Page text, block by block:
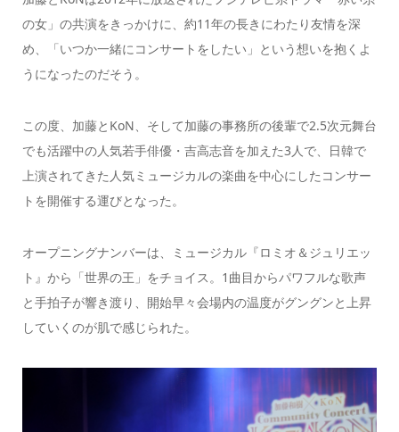
の女」の共演をきっかけに、約11年の長きにわたり友情を深
め、「いつか一緒にコンサートをしたい」という想いを抱くよ
うになったのだそう。
この度、加藤とKoN、そして加藤の事務所の後輩で2.5次元舞台
でも活躍中の人気若手俳優・吉高志音を加えた3人で、日韓で
上演されてきた人気ミュージカルの楽曲を中心にしたコンサー
トを開催する運びとなった。
オープニングナンバーは、ミュージカル『ロミオ＆ジュリエッ
ト』から「世界の王」をチョイス。1曲目からパワフルな歌声
と手拍子が響き渡り、開始早々会場内の温度がグングンと上昇
していくのが肌で感じられた。